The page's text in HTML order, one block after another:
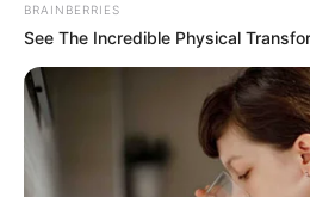
BRAINBERRIES
See The Incredible Physical